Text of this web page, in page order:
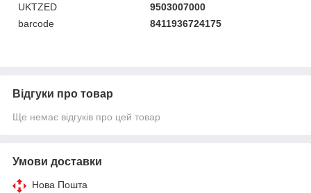
UKTZED
9503007000
barcode
8411936724175
Відгуки про товар
Ще немає відгуків про цей товар
Умови доставки
Нова Пошта